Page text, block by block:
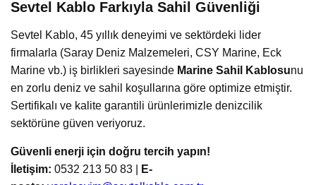
Sevtel Kablo Farkıyla Sahil Güvenliği
Sevtel Kablo, 45 yıllık deneyimi ve sektördeki lider
firmalarla (Saray Deniz Malzemeleri, CSY Marine, Eck
Marine vb.) iş birlikleri sayesinde Marine Sahil Kablosunu
en zorlu deniz ve sahil koşullarına göre optimize etmiştir.
Sertifikalı ve kalite garantili ürünlerimizle denizcilik
sektörüne güven veriyoruz.
Güvenli enerji için doğru tercih yapın!
İletişim: 0532 213 50 83 |
E-